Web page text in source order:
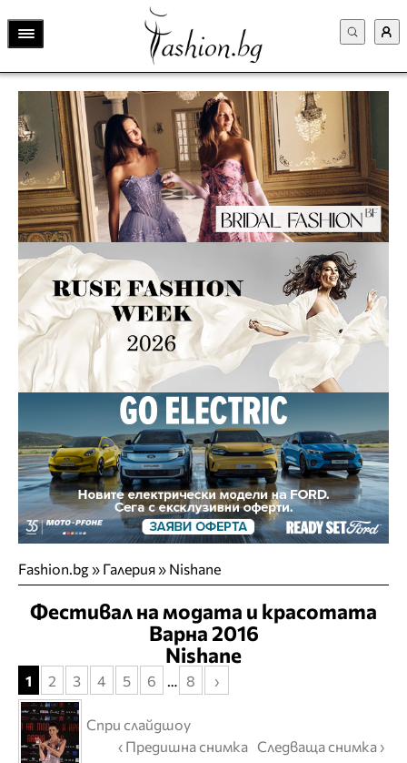
Fashion.bg» Галерия» Nishane
Фестивал на модата и красотата
Варна 2016
Nishane
Спри слайдшоу
‹ Предишна снимка Следваща снимка ›
1 2 3 4 5 6 … 8 ›